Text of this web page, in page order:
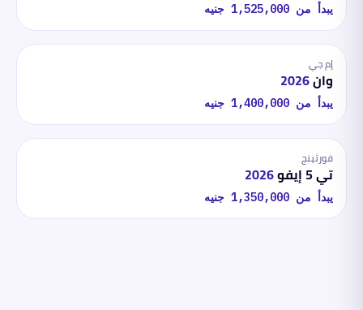
يبدأ من 1,525,000 جنيه
إم جي
وان2026
يبدأ من 1,400,000 جنيه
فورثينج
تي 5 إيفو 2026
يبدأ من 1,350,000 جنيه